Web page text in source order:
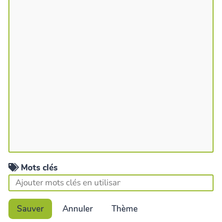
Mots clés
Sauver Annuler Thème